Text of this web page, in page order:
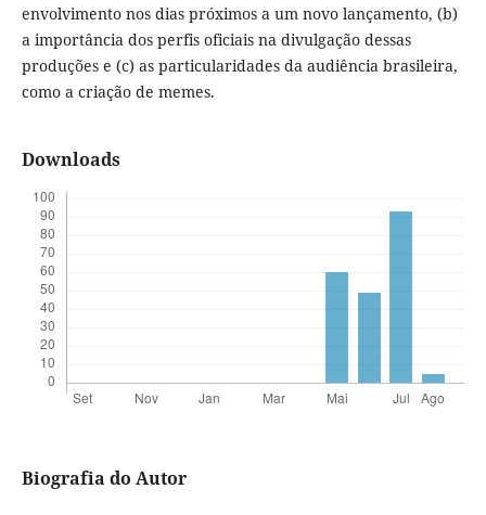
envolvimento nos dias próximos a um novo lançamento, (b)
a importância dos perfis oficiais na divulgação dessas
produções e (c) as particularidades da audiência brasileira,
como a criação de memes.
Downloads
Biografia do Autor